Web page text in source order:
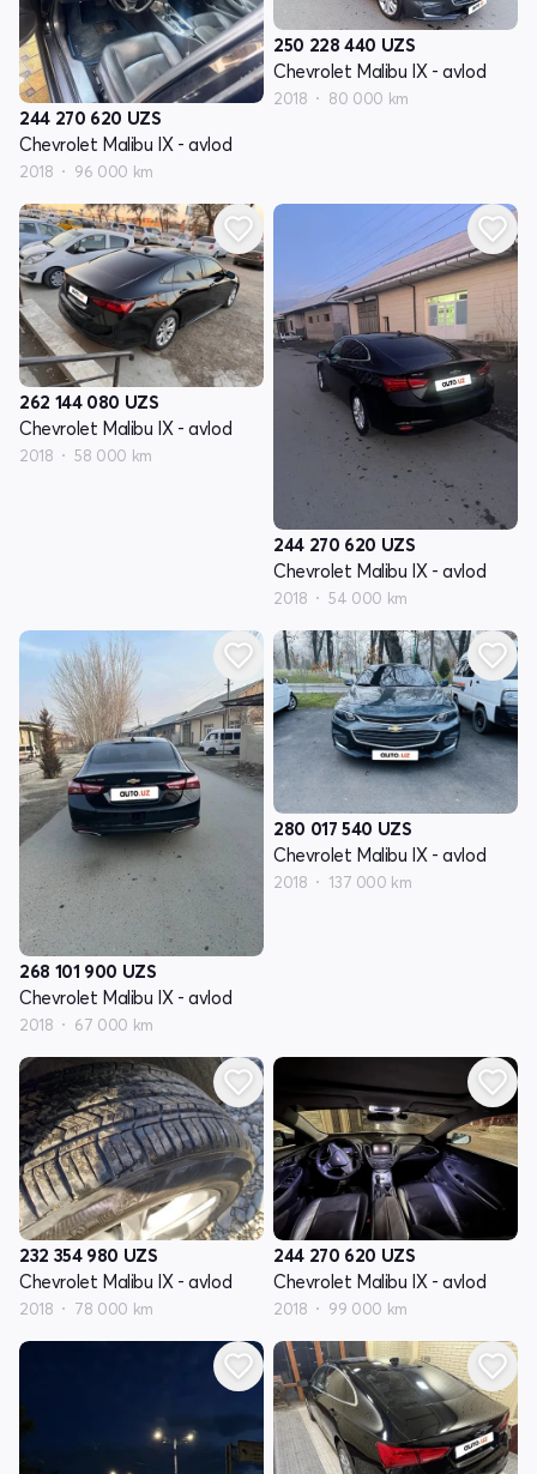
244 270 620 UZS
Chevrolet Malibu IX - avlod
2018 96 000 km
250 228 440 UZS
Chevrolet Malibu IX - avlod
2018 80 000 km
262 144 080 UZS
Chevrolet Malibu IX - avlod
2018 58 000 km
244 270 620 UZS
Chevrolet Malibu IX - avlod
2018 54 000 km
268 101 900 UZS
Chevrolet Malibu IX - avlod
2018 67 000 km
280 017 540 UZS
Chevrolet Malibu IX - avlod
2018 137 000 km
232 354 980 UZS
Chevrolet Malibu IX - avlod
2018 78 000 km
244 270 620 UZS
Chevrolet Malibu IX - avlod
2018 99 000 km